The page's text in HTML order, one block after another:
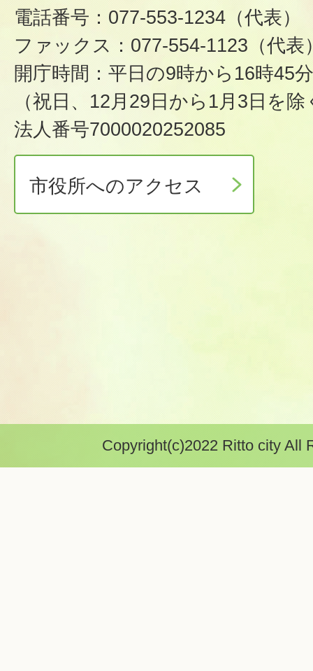
電話番号：077-553-1234（代表）
ファックス：077-554-1123（代表
開庁時間：平日の9時から16時45分
（祝日、12月29日から1月3日を除
法人番号7000020252085
市役所へのアクセス
Copyright(c)2022 Ritto city All